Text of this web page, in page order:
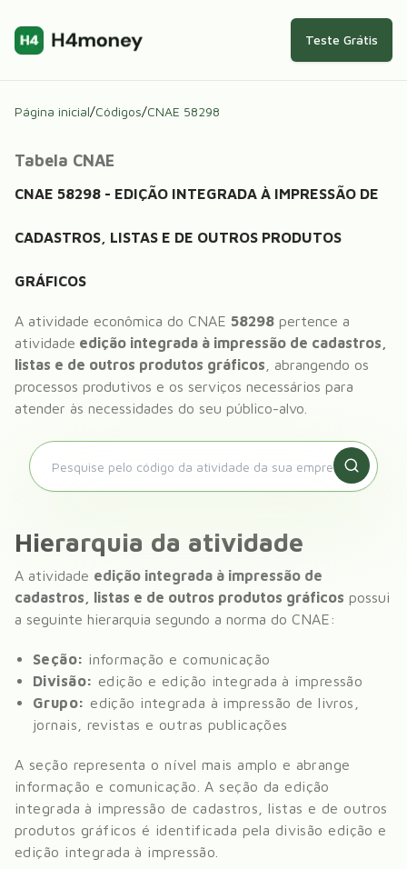
Teste Grátis
Página inicial/Códigos/CNAE 58298
Tabela CNAE
CNAE 58298 - EDIÇÃO INTEGRADA À IMPRESSÃO DE
CADASTROS, LISTAS E DE OUTROS PRODUTOS
GRÁFICOS
A atividade econômica do CNAE 58298 pertence a
atividade edição integrada à impressão de cadastros,
listas e de outros produtos gráficos , abrangendo os
processos produtivos e os serviços necessários para
atender às necessidades do seu público-alvo.
Hierarquia da atividade
A atividade edição integrada à impressão de
cadastros, listas e de outros produtos gráficos possui
a seguinte hierarquia segundo a norma do CNAE:
Seção: informação e comunicação
Divisão: edição e edição integrada à impressão
Grupo: edição integrada à impressão de livros,
jornais, revistas e outras publicações
A seção representa o nível mais amplo e abrange
informação e comunicação . A seção da edição
integrada à impressão de cadastros, listas e de outros
produtos gráficos é identificada pela divisão edição e
edição integrada à impressão